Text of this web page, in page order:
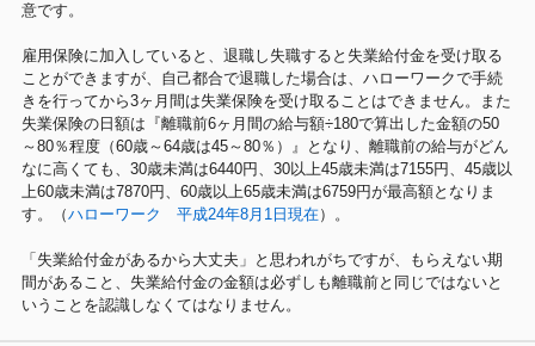
意です。
雇用保険に加入していると、退職し失職すると失業給付金を受け取る
ことができますが、自己都合で退職した場合は、ハローワークで手続
きを行ってから3ヶ月間は失業保険を受け取ることはできません。また
失業保険の日額は『離職前6ヶ月間の給与額÷180で算出した金額の50
～80％程度（60歳～64歳は45～80％）』となり、離職前の給与がどん
なに高くても、30歳未満は6440円、30以上45歳未満は7155円、45歳以
上60歳未満は7870円、60歳以上65歳未満は6759円が最高額となりま
す。（ハローワーク 平成24年8月1日現在）。
「失業給付金があるから大丈夫」と思われがちですが、もらえない期
間があること、失業給付金の金額は必ずしも離職前と同じではないと
いうことを認識しなくてはなりません。